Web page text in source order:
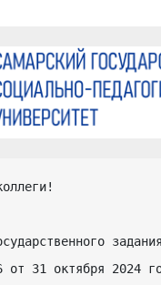
от 31 октября 2024